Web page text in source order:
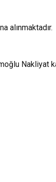
alınmaktadır.